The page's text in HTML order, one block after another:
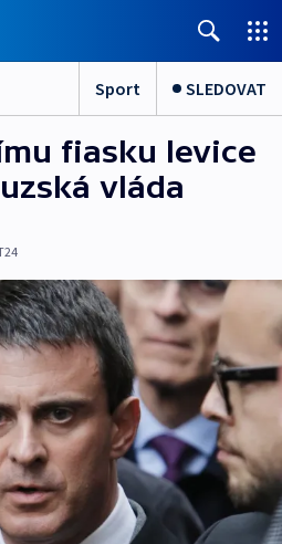
Sport SLEDOVAT
fiasku levice
vláda